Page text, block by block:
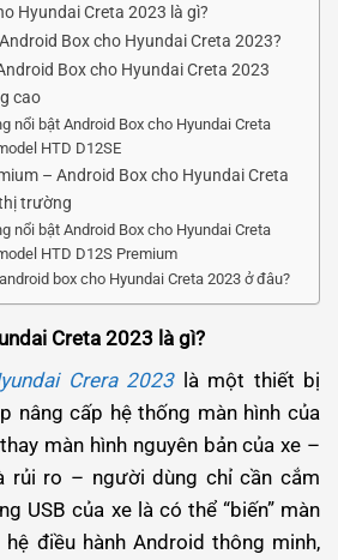
Hyundai Creta 2023 là gì?
Box cho Hyundai Creta 2023?
Box cho Hyundai Creta 2023
cao
nổi bật Android Box cho Hyundai Creta
HTD D12SE
– Android Box cho Hyundai Creta
trường
nổi bật Android Box cho Hyundai Creta
HTD D12S Premium
box cho Hyundai Creta 2023 ở đâu?
Creta 2023 là gì?
Crera 2023 là một thiết bị
nâng cấp hệ thống màn hình của
màn hình nguyên bản của xe –
rủi ro – người dùng chỉ cần cắm
USB của xe là có thể “biến” màn
điều hành Android thông minh,